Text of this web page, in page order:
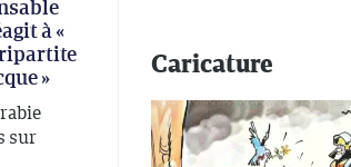
à «
»
sur
Caricature